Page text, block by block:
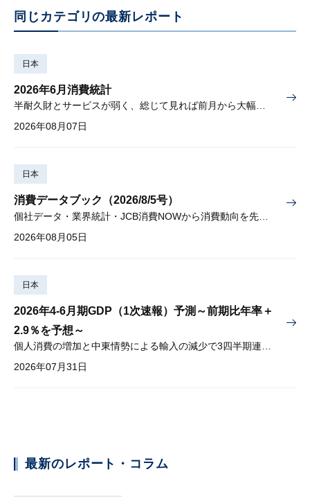
同じカテゴリの最新レポート
日本
2026年6月消費統計
半耐久財とサービスが弱く、総じて見れば前月から大幅に減少
2026年08月07日
日本
消費データブック（2026/8/5号）
2026年08月05日
日本
2026年4-6月期GDP（1次速報）予測～前期比年率＋
2.9％を予想～
個人消費の増加と中東情勢による輸入の減少で3四半期連続プラス
2026年07月31日
最新のレポート・コラム